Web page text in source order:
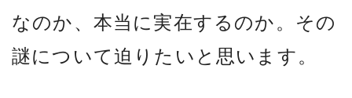
なのか、本当に実在するのか。その
謎について迫りたいと思います。